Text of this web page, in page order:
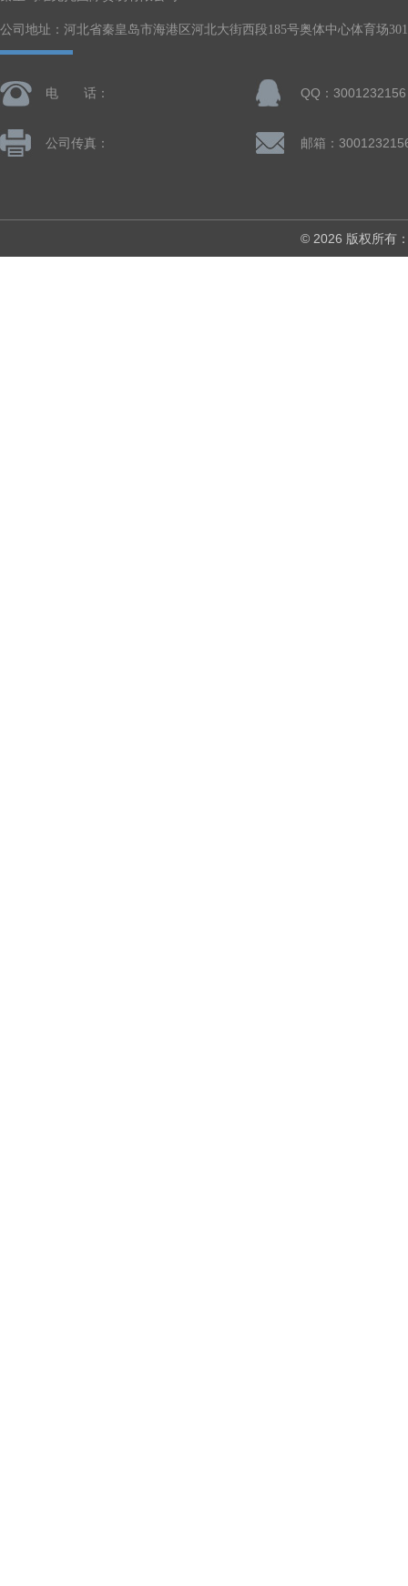
公司地址：河北省秦皇岛市海港区河北大街西段185号奥体中心体育场
电 话： QQ：3001232156
公司传真： 邮箱：
© 2026 版权所有